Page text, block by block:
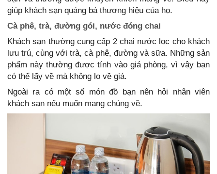
giúp khách sạn quảng bá thương hiệu của họ.
Cà phê, trà, đường gói, nước đóng chai
Khách sạn thường cung cấp 2 chai nước lọc cho khách
lưu trú, cùng với trà, cà phê, đường và sữa. Những sản
phẩm này thường được tính vào giá phòng, vì vậy bạn
có thể lấy về mà không lo về giá.
Ngoài ra có một số món đồ bạn nên hỏi nhân viên
khách sạn nếu muốn mang chúng về.